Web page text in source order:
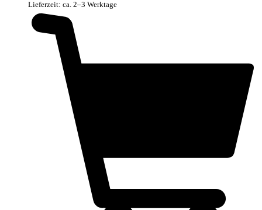
Lieferzeit: ca. 2–3 Werktage